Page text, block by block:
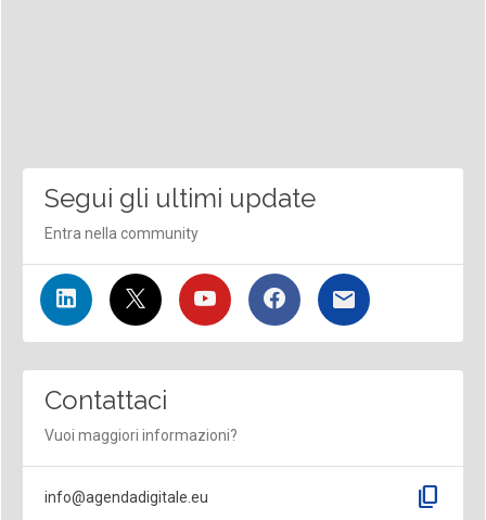
Segui gli ultimi update
Entra nella community
Contattaci
Vuoi maggiori informazioni?
info@agendadigitale.eu content_copy